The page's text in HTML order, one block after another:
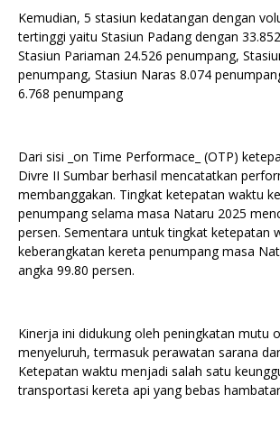
Kemudian, 5 stasiun kedatangan dengan
tertinggi yaitu Stasiun Padang dengan
Stasiun Pariaman 24.526 penumpang,
penumpang, Stasiun Naras 8.074
6.768 penumpang
Dari sisi _on Time Performace_ (OTP)
Divre II Sumbar berhasil mencatatkan
membanggakan. Tingkat ketepatan waktu
penumpang selama masa Nataru 2025
persen. Sementara untuk tingkat ketepatan
keberangkatan kereta penumpang masa
angka 99.80 persen.
Kinerja ini didukung oleh peningkatan mutu
menyeluruh, termasuk perawatan sarana
Ketepatan waktu menjadi salah satu
transportasi kereta api yang bebas